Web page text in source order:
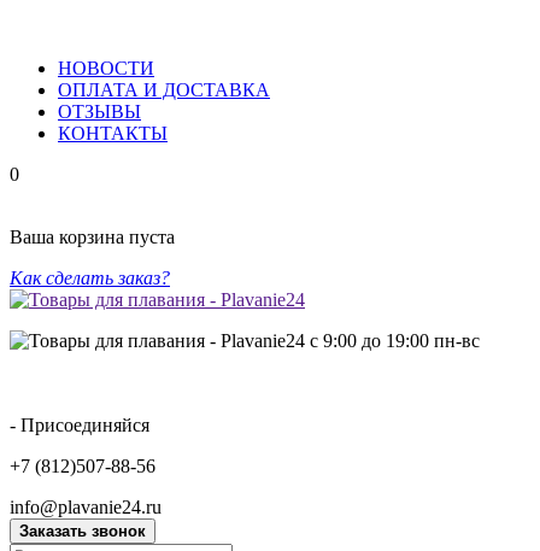
НОВОСТИ
ОПЛАТА И ДОСТАВКА
ОТЗЫВЫ
КОНТАКТЫ
0
Ваша корзина пуста
Как сделать заказ?
с 9:00 до 19:00 пн-вс
- Присоединяйся
+7 (812)507-88-56
info@plavanie24.ru
Заказать звонок